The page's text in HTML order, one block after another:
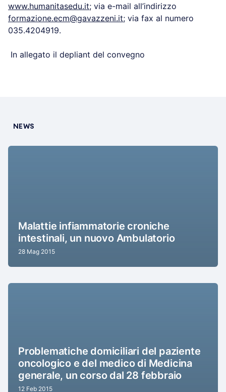
www.humanitasedu.it; via e-mail all’indirizzo
formazione.ecm@gavazzeni.it; via fax al numero
035.4204919.
In allegato il depliant del convegno
NEWS
Malattie infiammatorie croniche
intestinali, un nuovo Ambulatorio
28 Mag 2015
Problematiche domiciliari del paziente
oncologico e del medico di Medicina
generale, un corso dal 28 febbraio
12 Feb 2015